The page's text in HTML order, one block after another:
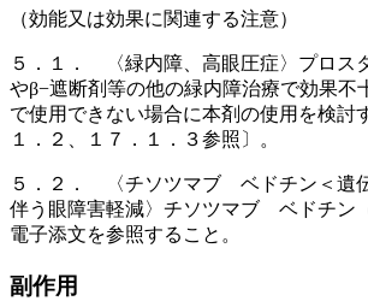
（効能又は効果に関連する注意）
５．１． 〈緑内障、高眼圧症〉プロス
やβ−遮断剤等の他の緑内障治療で効果不
で使用できない場合に本剤の使用を検討
１．２、１７．１．３参照〕。
５．２． 〈チソツマブ ベドチン＜遺
伴う眼障害軽減〉チソツマブ ベドチン
電子添文を参照すること。
副作用